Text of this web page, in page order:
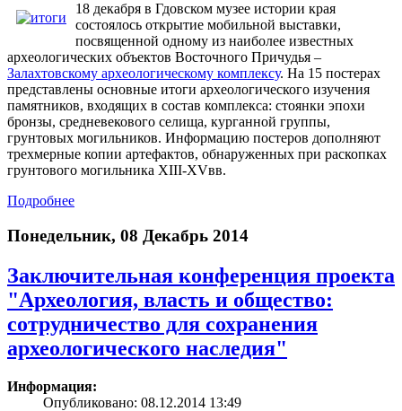
18 декабря в Гдовском музее истории края
состоялось открытие мобильной выставки,
посвященной одному из наиболее известных
археологических объектов Восточного Причудья –
Залахтовскому археологическому комплексу. На 15 постерах
представлены основные итоги археологического изучения
памятников, входящих в состав комплекса: стоянки эпохи
бронзы, средневекового селища, курганной группы,
грунтовых могильников. Информацию постеров дополняют
трехмерные копии артефактов, обнаруженных при раскопках
грунтового могильника XIII-XVвв.
Подробнее
Понедельник, 08 Декабрь 2014
Заключительная конференция проекта
"Археология, власть и общество:
сотрудничество для сохранения
археологического наследия"
Информация:
Опубликовано: 08.12.2014 13:49